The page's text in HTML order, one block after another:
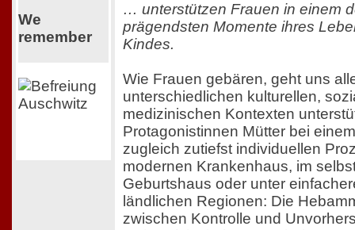
We
remember
… unterstützen Frauen in einem
prägendsten Momente ihres
Kindes.
Wie Frauen gebären, geht uns
unterschiedlichen kulturellen,
medizinischen Kontexten
Protagonistinnen Mütter bei
zugleich zutiefst individuellen
modernen Krankenhaus, im
Geburtshaus oder unter
ländlichen Regionen: Die
zwischen Kontrolle und